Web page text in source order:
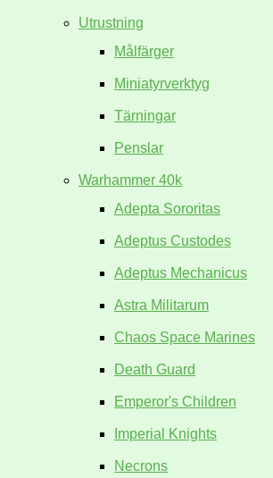
Utrustning
Målfärger
Miniatyrverktyg
Tärningar
Penslar
Warhammer 40k
Adepta Sororitas
Adeptus Custodes
Adeptus Mechanicus
Astra Militarum
Chaos Space Marines
Death Guard
Emperor's Children
Imperial Knights
Necrons